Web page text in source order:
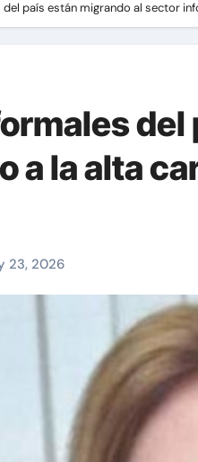
país están migrando al sector
a la alta
23, 2026